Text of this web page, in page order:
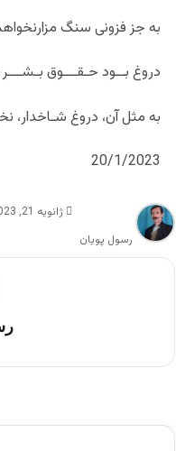
به جز فزونی سنگ
دروغ بــود حـقـــوق
به مثل آن، دروغ شـاخدار،
20/1/2023
رسول پویان
ژانویه 21, 2023